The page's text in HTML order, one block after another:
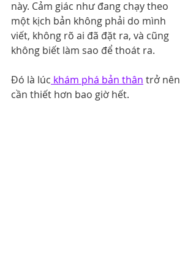
này. Cảm giác như đang chạy theo
một kịch bản không phải do mình
viết, không rõ ai đã đặt ra, và cũng
không biết làm sao để thoát ra.
Đó là lúc khám phá bản thân trở nên
cần thiết hơn bao giờ hết.